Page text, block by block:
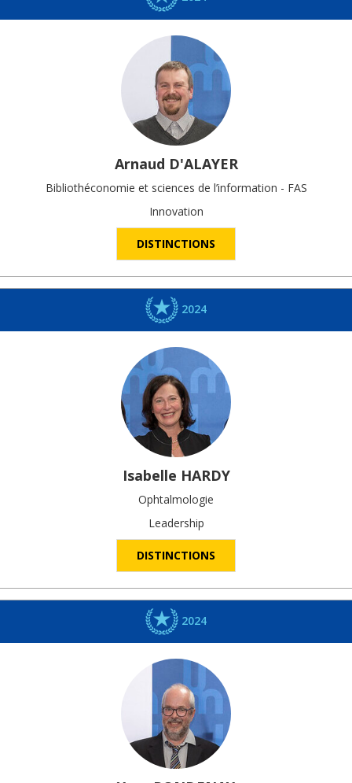
Arnaud D'ALAYER
Bibliothéconomie et sciences de l’information - FAS
Innovation
DISTINCTIONS
2024
Isabelle HARDY
Ophtalmologie
Leadership
DISTINCTIONS
2024